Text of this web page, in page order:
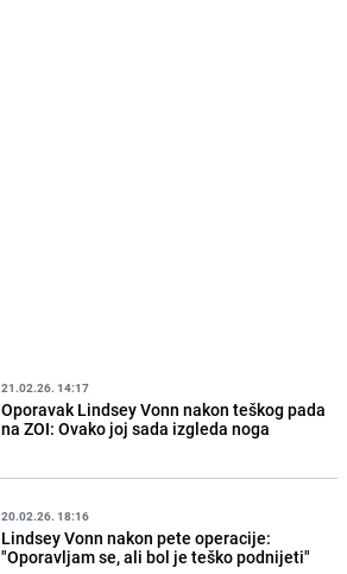
21.02.26. 14:17
Oporavak Lindsey Vonn nakon teškog pada
na ZOI: Ovako joj sada izgleda noga
20.02.26. 18:16
Lindsey Vonn nakon pete operacije:
"Oporavljam se, ali bol je teško podnijeti"